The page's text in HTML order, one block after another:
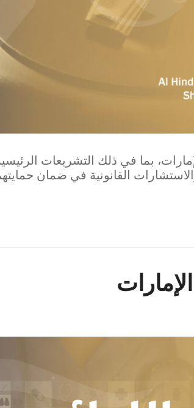
بما في ذلك التشريعات
القانونية في ضمان